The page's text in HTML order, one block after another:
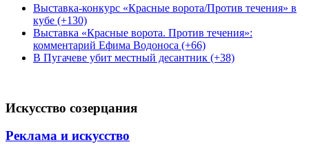
Выставка-конкурс «Красные ворота/Против течения» в
кубе (+130)
Выставка «Красные ворота. Против течения»:
комментарий Ефима Водоноса (+66)
В Пугачеве убит местный десантник (+38)
Искусство созерцания
Реклама и искусство